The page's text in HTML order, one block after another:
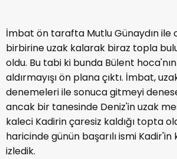
İmbat ön tarafta Mutlu Günaydın ile
birbirine uzak kalarak biraz topla
oldu. Bu tabi ki bunda Bülent
aldırmayışı ön plana çıktı. İmbat,
denemeleri ile sonuca gitmeyi
ancak bir tanesinde Deniz'in uzak
kaleci Kadirin çaresiz kaldığı topta
haricinde günün başarılı ismi Kadir'in
izledik.